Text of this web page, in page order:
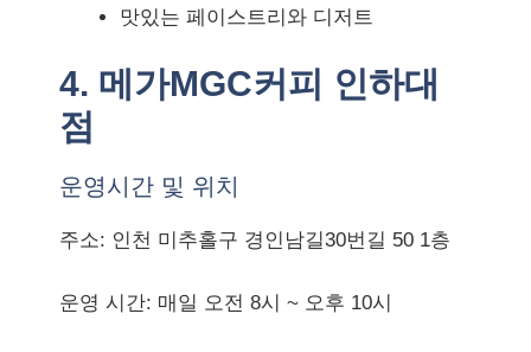
맛있는 페이스트리와 디저트
4. 메가MGC커피 인하대
점
운영시간 및 위치
주소: 인천 미추홀구 경인남길30번길 50 1층
운영 시간: 매일 오전 8시 ~ 오후 10시